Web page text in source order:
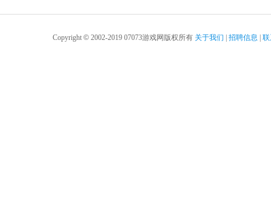
Copyright © 2002-2019 07073游戏网版权所有 关于我们 招聘信息